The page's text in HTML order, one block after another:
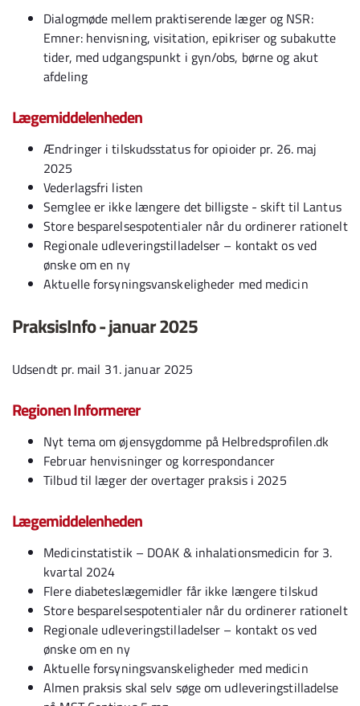
Dialogmøde mellem praktiserende læger og NSR:
Emner: henvisning, visitation, epikriser og subakutte
tider, med udgangspunkt i gyn/obs, børne og akut
afdeling
Lægemiddelenheden
Ændringer i tilskudsstatus for opioider pr. 26. maj
2025
Vederlagsfri listen
Semglee er ikke længere det billigste - skift til Lantus
Store besparelsespotentialer når du ordinerer rationelt
Regionale udleveringstilladelser – kontakt os ved
ønske om en ny
Aktuelle forsyningsvanskeligheder med medicin
PraksisInfo - januar 2025
Udsendt pr. mail 31. januar 2025
Regionen Informerer
Nyt tema om øjensygdomme på Helbredsprofilen.dk
Februar henvisninger og korrespondancer
Tilbud til læger der overtager praksis i 2025
Lægemiddelenheden
Medicinstatistik – DOAK & inhalationsmedicin for 3.
kvartal 2024
Flere diabeteslægemidler får ikke længere tilskud
Store besparelsespotentialer når du ordinerer rationelt
Regionale udleveringstilladelser – kontakt os ved
ønske om en ny
Aktuelle forsyningsvanskeligheder med medicin
Almen praksis skal selv søge om udleveringstilladelse